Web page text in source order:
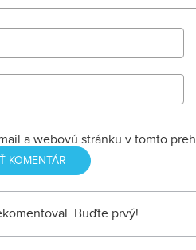
a webovú stránku v tomto
Buďte prvý!